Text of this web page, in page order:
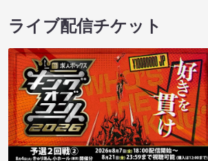
ライブ配信チケット